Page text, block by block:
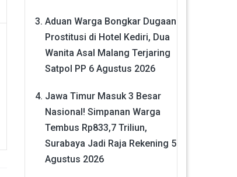
Aduan Warga Bongkar Dugaan
Prostitusi di Hotel Kediri, Dua
Wanita Asal Malang Terjaring
Satpol PP 6 Agustus 2026
Jawa Timur Masuk 3 Besar
Nasional! Simpanan Warga
Tembus Rp833,7 Triliun,
Surabaya Jadi Raja Rekening 5
Agustus 2026